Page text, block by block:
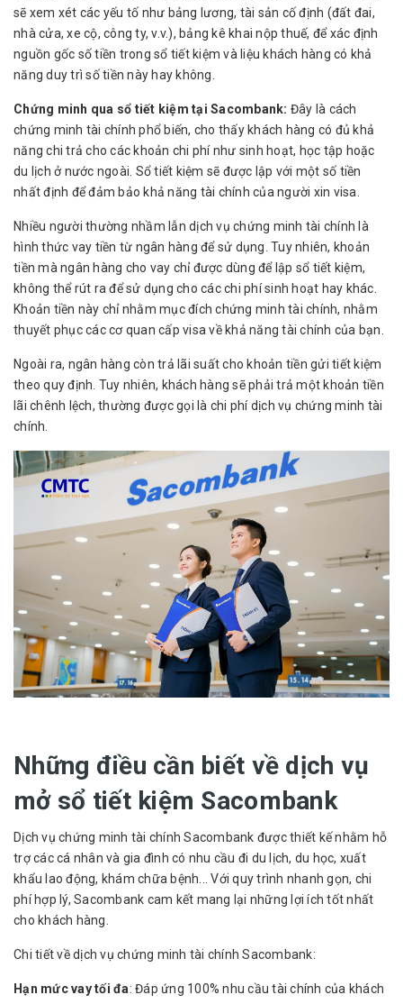
sẽ xem xét các yếu tố như bảng lương, tài sản cố định (đất đai,
nhà cửa, xe cộ, công ty, v.v.), bảng kê khai nộp thuế, để xác định
nguồn gốc số tiền trong sổ tiết kiệm và liệu khách hàng có khả
năng duy trì số tiền này hay không.
Chứng minh qua sổ tiết kiệm tại Sacombank: Đây là cách
chứng minh tài chính phổ biến, cho thấy khách hàng có đủ khả
năng chi trả cho các khoản chi phí như sinh hoạt, học tập hoặc
du lịch ở nước ngoài. Sổ tiết kiệm sẽ được lập với một số tiền
nhất định để đảm bảo khả năng tài chính của người xin visa.
Nhiều người thường nhầm lẫn dịch vụ chứng minh tài chính là
hình thức vay tiền từ ngân hàng để sử dụng. Tuy nhiên, khoản
tiền mà ngân hàng cho vay chỉ được dùng để lập sổ tiết kiệm,
không thể rút ra để sử dụng cho các chi phí sinh hoạt hay khác.
Khoản tiền này chỉ nhằm mục đích chứng minh tài chính, nhằm
thuyết phục các cơ quan cấp visa về khả năng tài chính của bạn.
Ngoài ra, ngân hàng còn trả lãi suất cho khoản tiền gửi tiết kiệm
theo quy định. Tuy nhiên, khách hàng sẽ phải trả một khoản tiền
lãi chênh lệch, thường được gọi là chi phí dịch vụ chứng minh tài
chính.
Những điều cần biết về dịch vụ
mở sổ tiết kiệm Sacombank
Dịch vụ chứng minh tài chính Sacombank được thiết kế nhằm hỗ
trợ các cá nhân và gia đình có nhu cầu đi du lịch, du học, xuất
khẩu lao động, khám chữa bệnh... Với quy trình nhanh gọn, chi
phí hợp lý, Sacombank cam kết mang lại những lợi ích tốt nhất
cho khách hàng.
Chi tiết về dịch vụ chứng minh tài chính Sacombank:
Hạn mức vay tối đa: Đáp ứng 100% nhu cầu tài chính của khách